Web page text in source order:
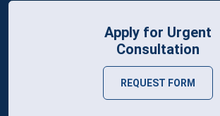
Apply for Urgent
Consultation
REQUEST FORM